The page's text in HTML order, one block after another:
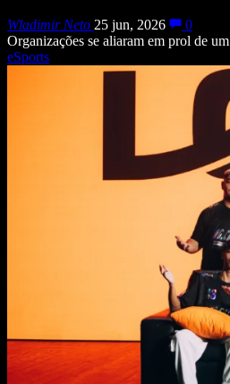
Wladimir Neto 25 jun, 2026
0
Organizações se aliaram em prol de
eSports